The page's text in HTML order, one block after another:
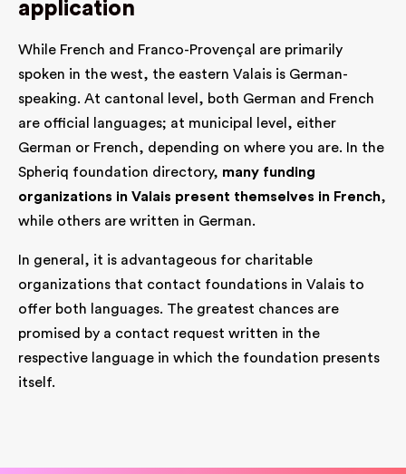
application
While French and Franco-Provençal are primarily
spoken in the west, the eastern Valais is German-
speaking. At cantonal level, both German and French
are official languages; at municipal level, either
German or French, depending on where you are. In the
Spheriq foundation directory, many funding
organizations in Valais present themselves in French,
while others are written in German.
In general, it is advantageous for charitable
organizations that contact foundations in Valais to
offer both languages. The greatest chances are
promised by a contact request written in the
respective language in which the foundation presents
itself.